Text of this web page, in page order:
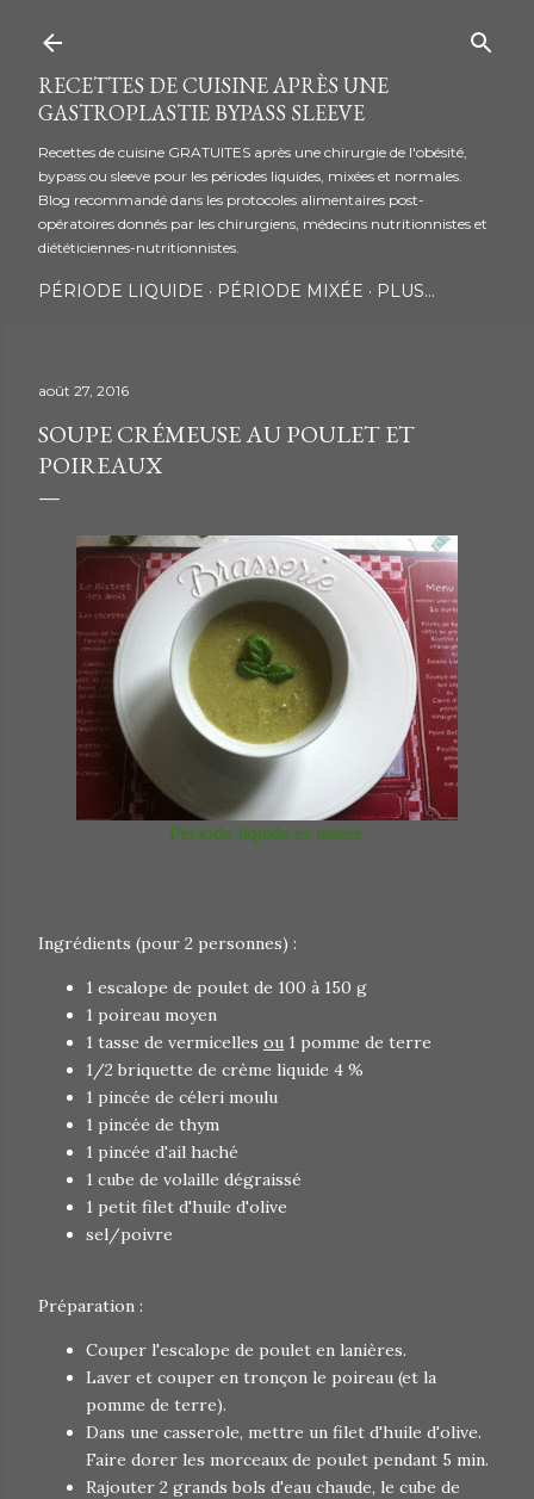
RECETTES DE CUISINE APRÈS UNE
GASTROPLASTIE BYPASS SLEEVE
Recettes de cuisine GRATUITES après une chirurgie de l'obésité,
bypass ou sleeve pour les périodes liquides, mixées et normales.
Blog recommandé dans les protocoles alimentaires post-
opératoires donnés par les chirurgiens, médecins nutritionnistes et
diététiciennes-nutritionnistes.
PÉRIODE LIQUIDE PÉRIODE MIXÉE PLUS…
août 27, 2016
SOUPE CRÉMEUSE AU POULET ET
POIREAUX
Période liquide et mixée.
Ingrédients (pour 2 personnes) :
1 escalope de poulet de 100 à 150 g
1 poireau moyen
1 tasse de vermicelles ou 1 pomme de terre
1/2 briquette de crème liquide 4 %
1 pincée de céleri moulu
1 pincée de thym
1 pincée d'ail haché
1 cube de volaille dégraissé
1 petit filet d'huile d'olive
sel/poivre
Préparation :
Couper l'escalope de poulet en lanières.
Laver et couper en tronçon le poireau (et la
pomme de terre).
Dans une casserole, mettre un filet d'huile d'olive.
Faire dorer les morceaux de poulet pendant 5 min.
Rajouter 2 grands bols d'eau chaude, le cube de